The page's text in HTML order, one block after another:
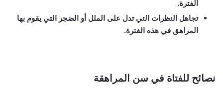
الفترة.
تجاهل النظرات التي تدل على الملل أو الضجر التي يقوم بها
المراهق في هذه الفترة.
نصائح للفتاة في سن المراهقة